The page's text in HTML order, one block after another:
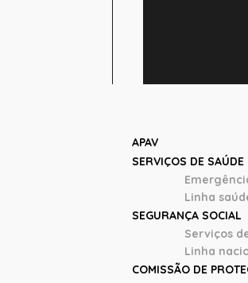
APAV
SERVIÇOS DE SAÚDE
Linha
SEGURANÇA SOCIAL
Serviços
Linha
COMISSÃO DE